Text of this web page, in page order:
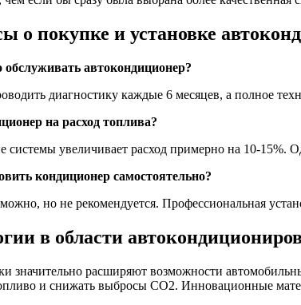
о покупке и установке
автокондиционер?
диагностику каждые 6 месяцев, а полное
на расход топлива?
системы увеличивает расход примерно на 10-
кондиционер самостоятельно?
но не рекомендуется. Профессиональная
в области
значительно расширяют возможности
и снижать выбросы CO2. Инновационные